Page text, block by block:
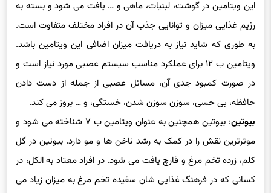
رژیم غذایی میزان و توانایی جذب آن در افراد مختلف متفاوت است.
به طوری که شاید نیاز به دریافت میزان اضافی این ویتامین باشد.
ویتامین ب ۱۲ برای عملکرد مناسب سیستم عصبی مورد نیاز است و
در صورت کمبود جدی آن، مسائل عصبی از جمله از دست دادن
حافظه، بی حسی، سوزن سوزن شدن، خستگی، و … بروز می کند.
بیوتین
: بیوتین همچنین به عنوان ویتامین ب ۷ شناخته می شود و
موثرترین نقش را در کمک به رشد ناخن ها و مو دارد. بیوتین در گل
کلم، زرده تخم مرغ و قارچ یافت می شود. در افراد معتاد به الکل، در
کسانی که در فرهنگ غذایی شان سفیده تخم مرغ به میزان زیاد می
خورند، در نوزادانی که دچار درماتیت پوستی هستند، و افرادی که